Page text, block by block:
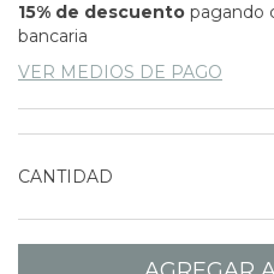
15% de descuento pagando
bancaria
VER MEDIOS DE PAGO
CANTIDAD